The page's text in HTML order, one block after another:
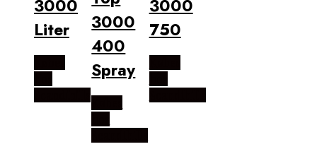
3000
Liter
3000
400
Spray
3000
750